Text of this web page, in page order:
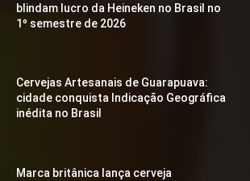
blindam lucro da Heineken no Brasil no
1º semestre de 2026
Cervejas Artesanais de Guarapuava:
cidade conquista Indicação Geográfica
inédita no Brasil
Marca britânica lança cerveja